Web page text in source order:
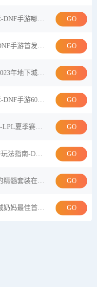
DNF手游适合当大号的职业推荐-DNF手游哪些职业适合长期培养当大号 GO
DNF手游首发上线，经典再现-DNF手游首发上线攻略与玩家体验分享 GO
地下城奶妈武器排行最新推荐-2023年地下城奶妈武器排行榜及选择指南 GO
DNF手游60级红眼毕业装备推荐-DNF手游60级红眼装备搭配与获取方法 GO
LPL夏季赛季后赛版本更新解析-LPL夏季赛季后赛版本变化对比赛的影响 GO
DNF跨界系统详解：全面解析与玩法指南-DNF跨界系统怎么玩？详细攻略与实战技巧 GO
邪龙的精髓套装有什么用-邪龙的精髓套装在游戏中的实用价值分析 GO
地下城奶妈首饰选择指南-地下城奶妈最佳首饰搭配推荐 GO